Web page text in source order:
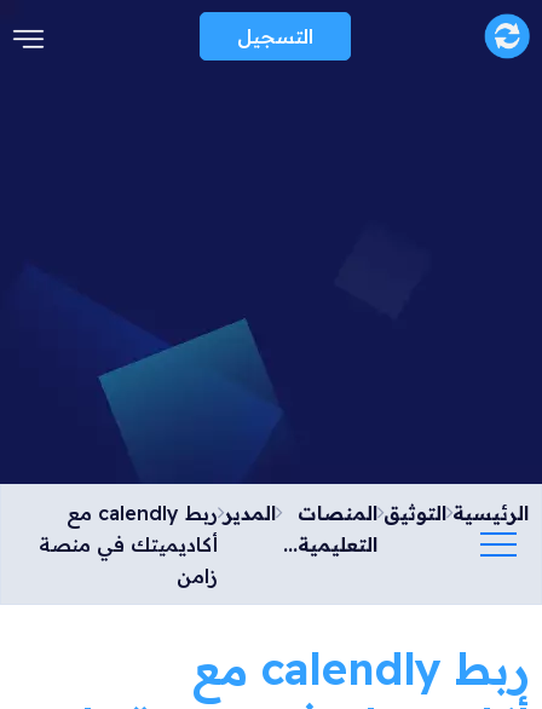
التسجيل
الرئيسية التوثيق المنصات
التعليمية...
المدير
ربط calendly مع
أكاديميتك في منصة
زامن
ربط calendly مع